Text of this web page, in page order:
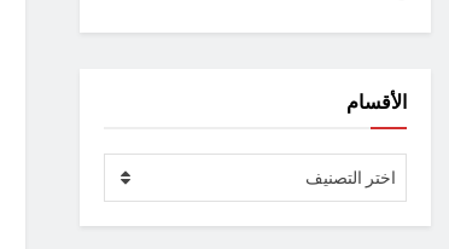
الأقسام
اختر التصنيف